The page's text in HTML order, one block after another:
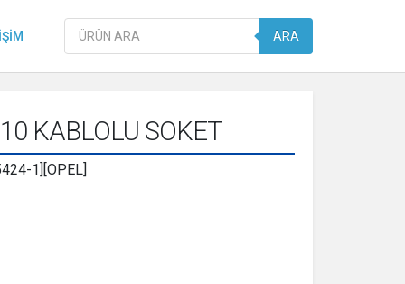
Products
search
ARA
10 KABLOLU SOKET
1][OPEL]